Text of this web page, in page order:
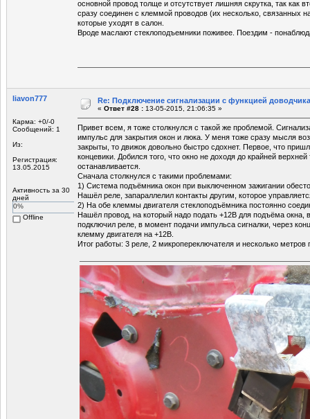
основной провод толще и отсутствует лишняя скрутка, так как
сразу соединен с клеммой проводов (их несколько, связанных
которые уходят в салон.
Вроде маслают стеклоподъемники поживее. Поездим -
liavon777
Карма: +0/-0
Сообщений: 1
Из:
Регистрация:
13.05.2015
Активность за 30
дней
0%
Offline
Re: Подключение сигнализации с функцией
« Ответ #28 : 13-05-2015, 21:06:35 »
Привет всем, я тоже столкнулся с такой же проблемой.
импульс для закрытия окон и люка. У меня тоже сразу мысля
закрыты, то движок довольно быстро сдохнет. Первое, что
концевики. Добился того, что окно не доходя до крайней
останавливается.
Сначала столкнулся с такими проблемами:
1) Система подъёмника окон при выключенном зажигании
Нашёл реле, запараллелил контакты другим, которое
2) На обе клеммы двигателя стеклоподъёмника постоянно
Нашёл провод, на который надо подать +12В для подъёма окна,
подключил реле, в момент подачи импульса сигналки, через
клемму двигателя на +12В.
Итог работы: 3 реле, 2 микропереключателя и несколько метров